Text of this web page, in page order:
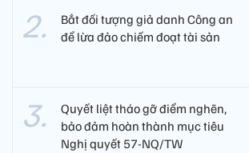
Bắt đối tượng giả danh Công an
để lừa đảo chiếm đoạt tài sản
Quyết liệt tháo gỡ điểm nghẽn,
bảo đảm hoàn thành mục tiêu
Nghị quyết 57-NQ/TW